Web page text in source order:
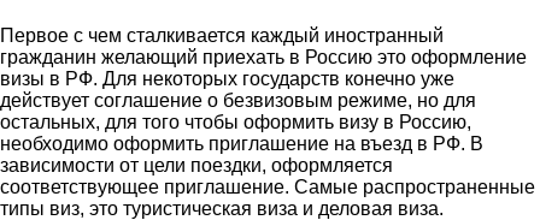
Первое с чем сталкивается каждый иностранный
гражданин желающий приехать в Россию это оформление
визы в РФ. Для некоторых государств конечно уже
действует соглашение о безвизовым режиме, но для
остальных, для того чтобы оформить визу в Россию,
необходимо оформить приглашение на въезд в РФ. В
зависимости от цели поездки, оформляется
соответствующее приглашение. Самые распространенные
типы виз, это туристическая виза и деловая виза.